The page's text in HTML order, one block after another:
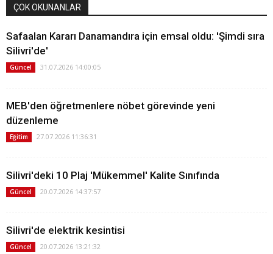
ÇOK OKUNANLAR
Safaalan Kararı Danamandıra için emsal oldu: 'Şimdi sıra
Silivri'de'
Güncel 31.07.2026 14:00:05
MEB'den öğretmenlere nöbet görevinde yeni
düzenleme
Eğitim 27.07.2026 11:36:31
Silivri'deki 10 Plaj 'Mükemmel' Kalite Sınıfında
Güncel 20.07.2026 14:37:57
Silivri'de elektrik kesintisi
Güncel 20.07.2026 13:21:32